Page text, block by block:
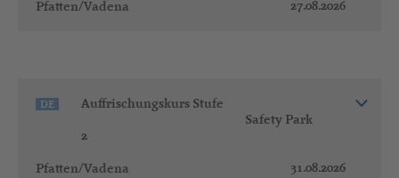
Pfatten/Vadena 27.08.2026
DE
Auffrischungskurs Stufe
2
Safety Park
Pfatten/Vadena 31.08.2026